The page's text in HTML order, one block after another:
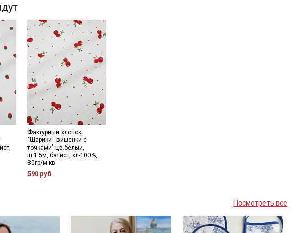
Фактурный хлопок
"Шарики - вишенки с
точками" цв.белый,
ш.1.5м, батист, хл-100%,
80гр/м.кв
590 руб
Посмотреть все
узкие